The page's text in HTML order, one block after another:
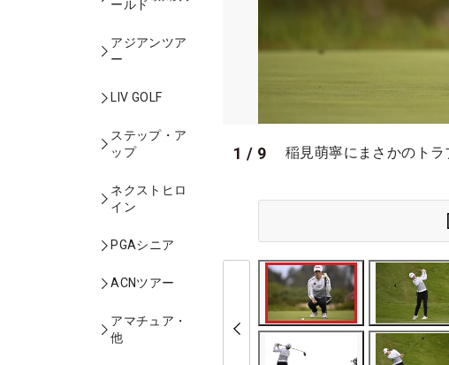
ールド
アジアンツア
ー
LIV GOLF
ステップ・ア
ップ
ネクストヒロ
イン
PGAシニア
ACNツアー
アマチュア・
他
1 / 9 稲見萌寧にまさかのトラ